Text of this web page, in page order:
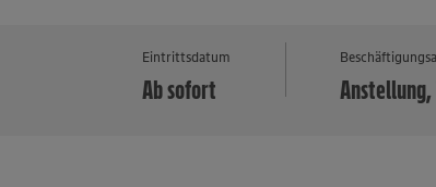
Eintrittsdatum
Ab sofort